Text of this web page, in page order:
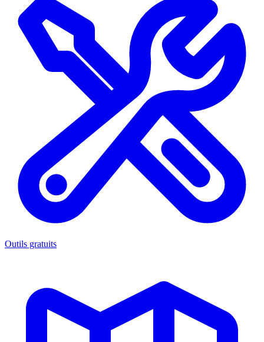
Outils gratuits